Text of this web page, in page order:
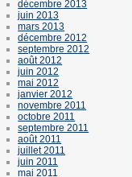
décembre 2013
juin 2013
mars 2013
décembre 2012
septembre 2012
août 2012
juin 2012
mai 2012
janvier 2012
novembre 2011
octobre 2011
septembre 2011
août 2011
juillet 2011
juin 2011
mai 2011